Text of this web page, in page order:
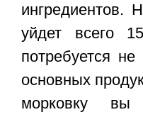
ингредиентов.
уйдет всего
потребуется
основных
морковку вы